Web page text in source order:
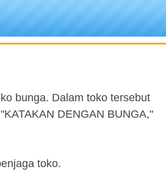
bunga. Dalam toko tersebut
DENGAN BUNGA,"
toko.